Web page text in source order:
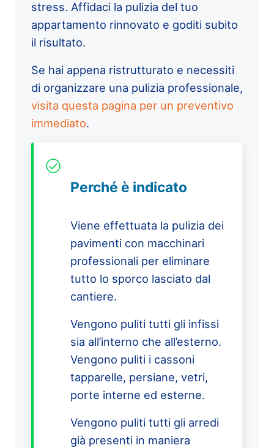
stress. Affidaci la pulizia del tuo
appartamento rinnovato e goditi subito
il risultato.
Se hai appena ristrutturato e necessiti
di organizzare una pulizia professionale,
visita questa pagina per un preventivo
immediato.
Perché è indicato
Viene effettuata la pulizia dei
pavimenti con macchinari
professionali per eliminare
tutto lo sporco lasciato dal
cantiere.
Vengono puliti tutti gli infissi
sia all’interno che all’esterno.
Vengono puliti i cassoni
tapparelle, persiane, vetri,
porte interne ed esterne.
Vengono puliti tutti gli arredi
già presenti in maniera